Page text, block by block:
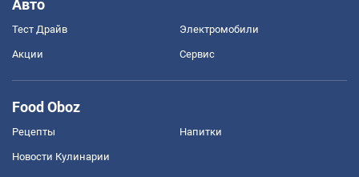
Авто
Тест Драйв Электромобили
Акции Сервис
Food Oboz
Рецепты Напитки
Новости Кулинарии